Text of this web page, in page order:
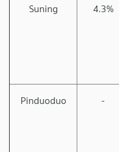
Suning 4.3%
Pinduoduo -